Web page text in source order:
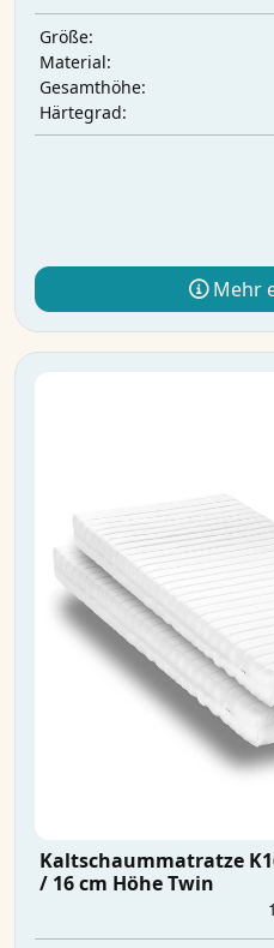
Größe:
Material:
Gesamthöhe:
Härtegrad:
Mehr
Kaltschaummatratze
/ 16 cm Höhe Twin